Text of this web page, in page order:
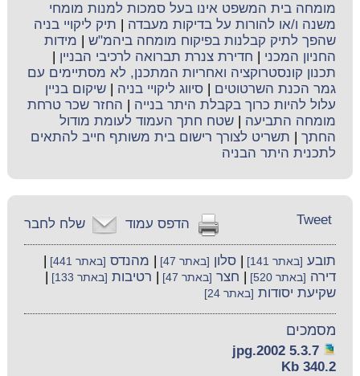
מומחה בית המשפט אינו בעל סמכות למנות מומחי
משנה ו/או להורות על בדיקות מעבדה
תיק ליקויי בניה
שהפך לתיק קבלנות בפיקוח מומחה ביהמ"ש
מידות
החניון המכני
חדירת צנרת תברואה לרכיבי הבניין
תכנון קונסטרוקציה ואחריות המתכנן, לא מסתיימים עם
גמר הכנת השרטוטים |סיווג ליקויי בניה |שיקום בניין
עלול להיות כרוך בקבלת היתר בנייה
החזר שכר טרחת
מומחה התביעה |שטח חתך העמוד לעומת מודול
החתך
תשריט לצורך רישום בית משותף חייב להתאים
לתכנית היתר הבניה
שלח לחבר הדפס עמוד Tweet
תובע [באתר 141] |סלון [באתר 47] מהנדס [באתר 441]
דירה [באתר 520] חצר [באתר 47] רטיבות [באתר 133]
שקיעת יסודות [באתר 24]
מסמכים
5.3.7 2002.jpg
340.2 Kb